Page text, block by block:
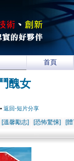
首頁
醜女
• 返回-短片分享
[溫馨勵志] [恐怖驚悚] [